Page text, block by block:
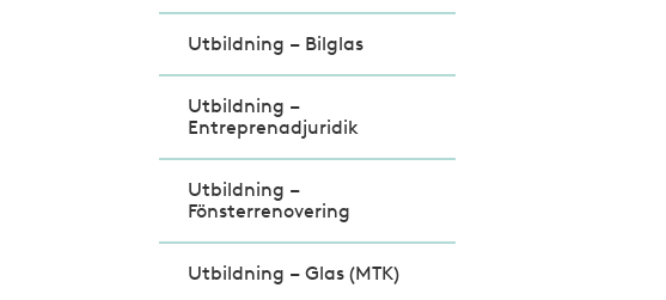
Utbildning – Bilglas
Utbildning –
Entreprenadjuridik
Utbildning –
Fönsterrenovering
Utbildning – Glas (MTK)